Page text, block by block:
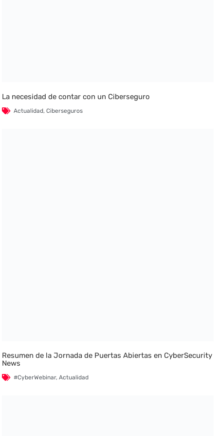
La necesidad de contar con un Ciberseguro
Actualidad,Ciberseguros
Resumen de la Jornada de Puertas Abiertas en CyberSecurity
News
#CyberWebinar,Actualidad